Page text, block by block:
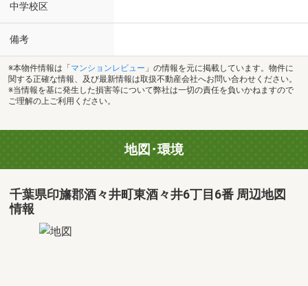
中学校区
備考
※本物件情報は「 マンションレビュー 」の情報を元に掲載しています。物件に
関する正確な情報、及び最新情報は取扱不動産会社へお問い合わせください。
※当情報を基に発生した損害等について弊社は一切の責任を負いかねますので
ご理解の上ご利用ください。
地図･環境
千葉県印旛郡酒々井町東酒々井6丁目6番 周辺地図
情報